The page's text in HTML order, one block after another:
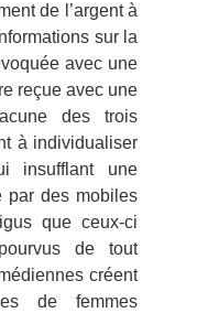
de l’argent à
sur la
avec une
reçue avec une
des trois
à individualiser
insufflant une
par des mobiles
que ceux-ci
de tout
créent
de femmes